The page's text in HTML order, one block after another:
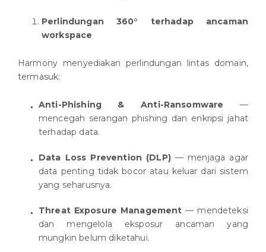
Perlindungan 360° terhadap ancaman
workspace
Harmony menyediakan perlindungan lintas domain,
termasuk:
Anti-Phishing & Anti-Ransomware —
mencegah serangan phishing dan enkripsi jahat
terhadap data.
Data Loss Prevention (DLP)— menjaga agar
data penting tidak bocor atau keluar dari sistem
yang seharusnya.
Threat Exposure Management — mendeteksi
dan mengelola eksposur ancaman yang
mungkin belum diketahui.